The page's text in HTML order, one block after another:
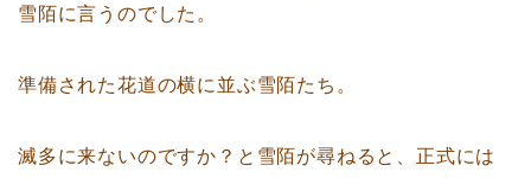
雪陌に言うのでした。
準備された花道の横に並ぶ雪陌たち。
滅多に来ないのですか？と雪陌が尋ねると、正式には